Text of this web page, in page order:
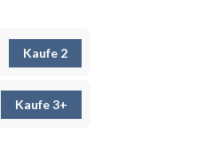
Kaufe 2
Kaufe 3+